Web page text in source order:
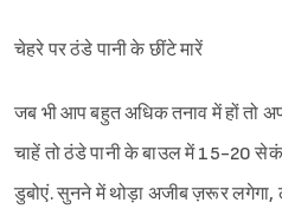
चेहरे पर ठंडे पानी के छींटे मारें
जब भी आप बहुत अधिक तनाव में हों तो
चाहें तो ठंडे पानी के बाउल में 15-20
डुबोएं. सुनने में थोड़ा अजीब ज़रूर